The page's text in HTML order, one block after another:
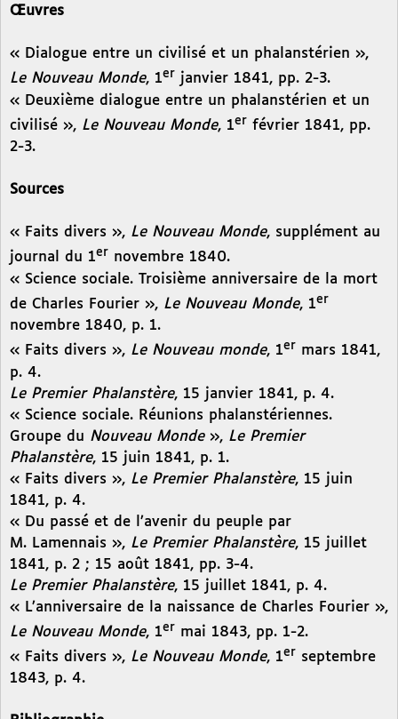
Œuvres
« Dialogue entre un civilisé et un phalanstérien »,
Le Nouveau Monde, 1er janvier 1841, pp. 2-3.
« Deuxième dialogue entre un phalanstérien et un
civilisé », Le Nouveau Monde, 1er février 1841, pp.
2-3.
Sources
« Faits divers », Le Nouveau Monde, supplément au
journal du 1er novembre 1840.
« Science sociale. Troisième anniversaire de la mort
de Charles Fourier », Le Nouveau Monde, 1er
novembre 1840, p. 1.
« Faits divers », Le Nouveau monde, 1er mars 1841,
p. 4.
Le Premier Phalanstère, 15 janvier 1841, p. 4.
« Science sociale. Réunions phalanstériennes.
Groupe du Nouveau Monde», Le Premier
Phalanstère, 15 juin 1841, p. 1.
« Faits divers », Le Premier Phalanstère, 15 juin
1841, p. 4.
« Du passé et de l’avenir du peuple par
M. Lamennais », Le Premier Phalanstère, 15 juillet
1841, p. 2 ; 15 août 1841, pp. 3-4.
Le Premier Phalanstère, 15 juillet 1841, p. 4.
« L’anniversaire de la naissance de Charles Fourier »,
Le Nouveau Monde, 1er mai 1843, pp. 1-2.
« Faits divers », Le Nouveau Monde, 1er septembre
1843, p. 4.